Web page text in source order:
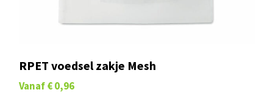
RPET voedsel zakje Mesh
Vanaf € 0,96